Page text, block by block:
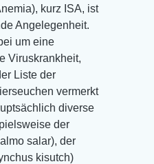
kurz ISA, ist
Angelegenheit.
um eine
Viruskrankheit,
Liste der
vermerkt
diverse
der
salar), der
kisutch)